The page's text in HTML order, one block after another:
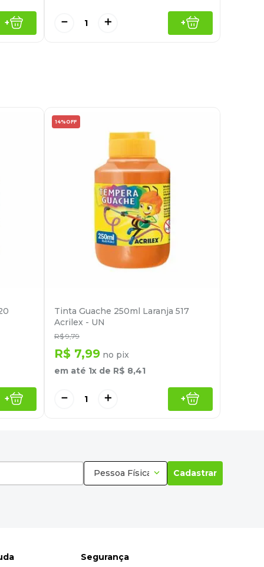
+ ＋
－ +
+
14% OFF
Tinta Guache 250ml Laranja 517
Acrilex - UN
R$ 9,79
R$ 7,99 no pix
em até 1x de R$ 8,41
＋
－ +
Pessoa Física Cadastrar
Segurança